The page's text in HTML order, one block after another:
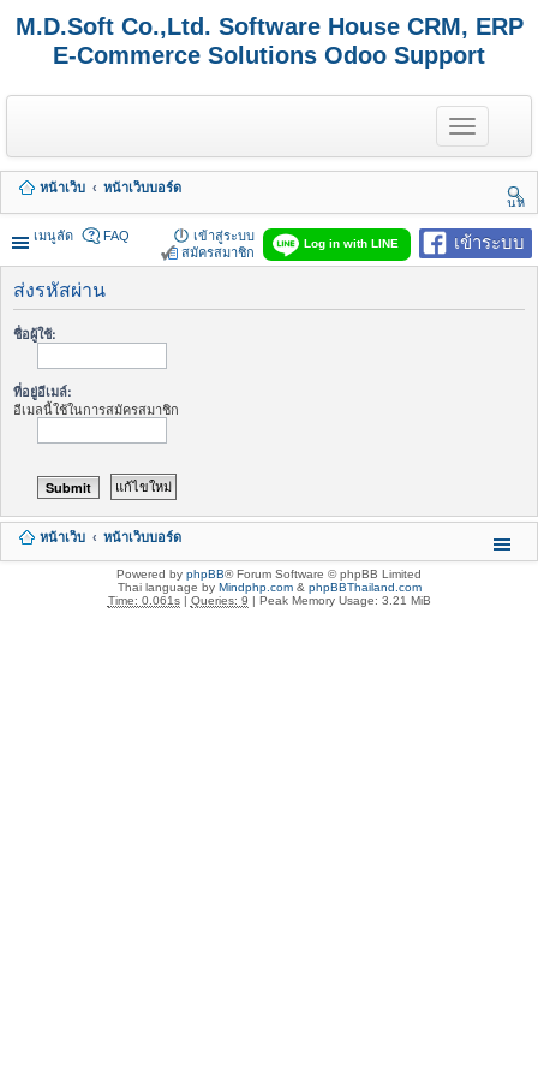
M.D.Soft Co.,Ltd. Software House CRM, ERP
E-Commerce Solutions Odoo Support
T
o
g
e
n
a
v
g
หน้าเว็บ
หน้าเว็บบอร์ด
นห
า
เมนูลัด
เข้าระบบ
Log in with LINE
FAQ
เข้าสู่ระบบ
สมัครสมาชิก
ส่งรหัสผ่าน
ชื่อผู้ใช้:
ที่อยู่อีเมล์:
อีเมลนี้ใช้ในการสมัครสมาชิก
หน้าเว็บ หน้าเว็บบอร์ด
Powered by phpBB® Forum Software © phpBB Limited
Thai language by Mindphp.com& phpBBThailand.com
Time: 0.061s| Queries: 9 | Peak Memory Usage: 3.21 MiB